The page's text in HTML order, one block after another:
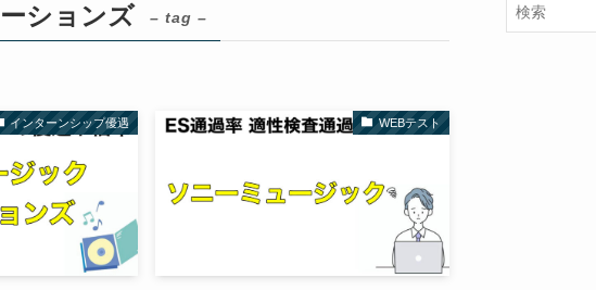
ションズ – tag –
インターンシップ優遇 WEBテスト